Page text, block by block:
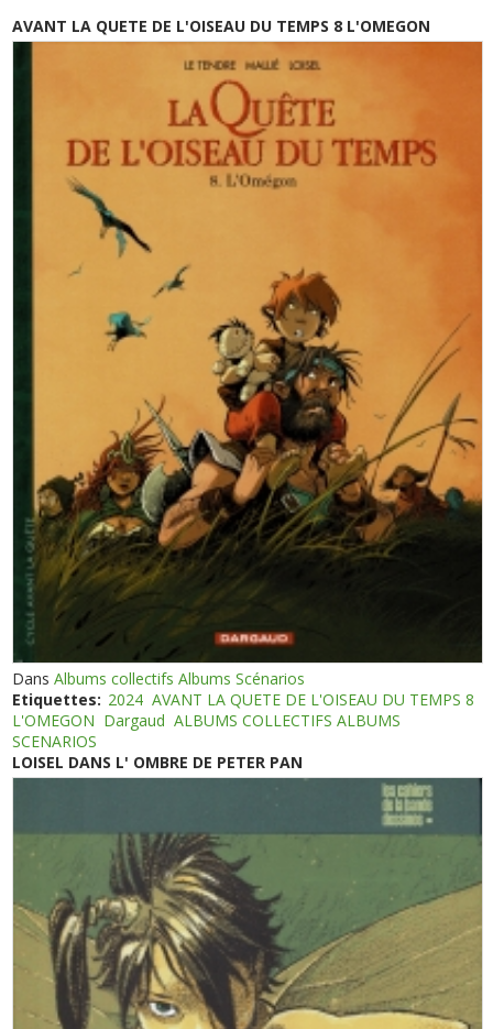
AVANT LA QUETE DE L'OISEAU DU TEMPS 8 L'OMEGON
DansAlbums collectifs Albums Scénarios
Etiquettes: 2024 AVANT LA QUETE DE L'OISEAU DU TEMPS 8
L'OMEGON Dargaud ALBUMS COLLECTIFS ALBUMS
SCENARIOS
LOISEL DANS L' OMBRE DE PETER PAN